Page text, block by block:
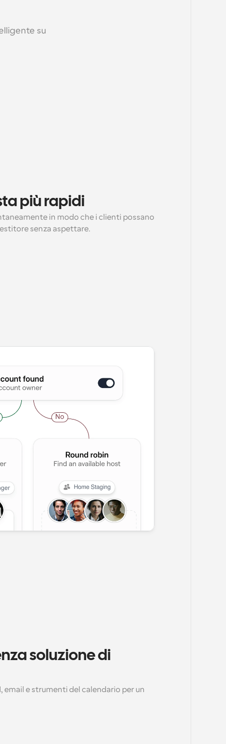
su
più rapidi
in modo che i clienti possano
senza aspettare.
soluzione di
email e strumenti del calendario per un